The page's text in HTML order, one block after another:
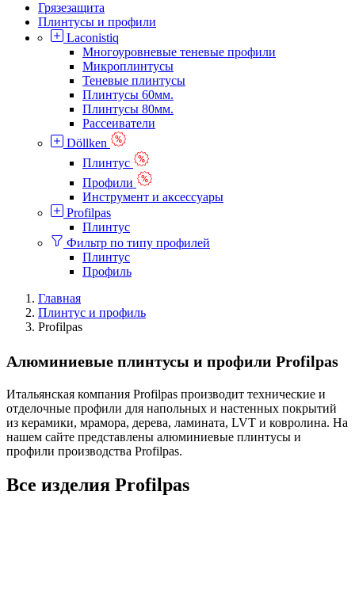
Грязезащита
Плинтусы и профили
Laconistiq
Многоуровневые теневые профили
Микроплинтусы
Теневые плинтусы
Плинтусы 60мм.
Плинтусы 80мм.
Рассеиватели
Döllken
Плинтус
Профили
Инструмент и аксессуары
Profilpas
Плинтус
Фильтр по типу профилей
Плинтус
Профиль
Главная
Плинтус и профиль
Profilpas
Алюминиевые плинтусы и профили Profilpas
Итальянская компания Profilpas производит технические и
отделочные профили для напольных и настенных покрытий
из керамики, мрамора, дерева, ламината, LVT и ковролина. На
нашем сайте представлены алюминиевые плинтусы и
профили производства Profilpas.
Все изделия Profilpas